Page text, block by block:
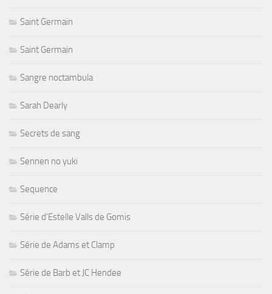
Saint Germain
Saint Germain
Sangre noctambula
Sarah Dearly
Secrets de sang
Sennen no yuki
Sequence
Série d'Estelle Valls de Gomis
Série de Adams et Clamp
Série de Barb et JC Hendee